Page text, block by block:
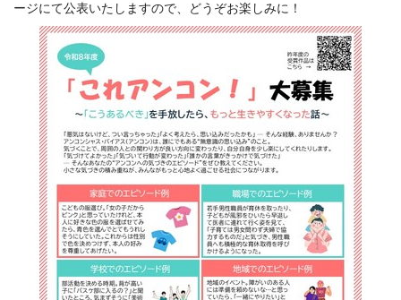
ージにて公表いたしますので、どうぞお楽しみに！